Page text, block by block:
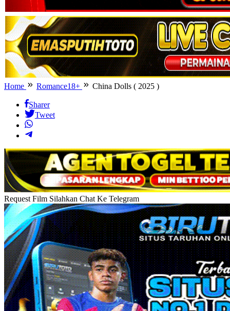
Home Romance18+ China Dolls ( 2025 )
Sharer
Tweet
Request Film Silahkan Chat Ke Telegram